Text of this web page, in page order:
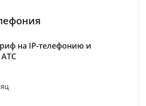
на IP-телефонию и